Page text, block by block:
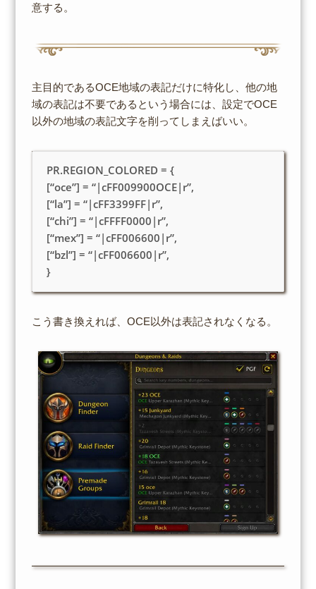
意する。
主目的であるOCE地域の表記だけに特化し、他の地
域の表記は不要であるという場合には、設定でOCE
以外の地域の表記文字を削ってしまえばいい。
PR.REGION_COLORED = {
[“oce”] = “|cFF009900OCE|r”,
[“la”] = “|cFF3399FF|r”,
[“chi”] = “|cFFFF0000|r”,
[“mex”] = “|cFF006600|r”,
[“bzl”] = “|cFF006600|r”,
}
こう書き換えれば、OCE以外は表記されなくなる。